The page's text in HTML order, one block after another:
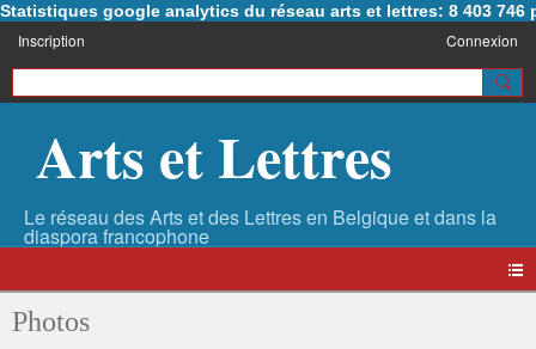
Statistiques google analytics du réseau arts et lettres: 8 403 746
Inscription Connexion
Arts et Lettres
Photos